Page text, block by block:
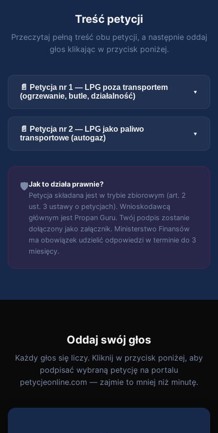
Treść petycji
Przeczytaj pełną treść obu petycji, a następnie oddaj
głos klikając w przycisk poniżej.
📄 Petycja nr 1 — LPG poza transportem
(ogrzewanie, butle, działalność)
📄 Petycja nr 2 — LPG jako paliwo
transportowe (autogaz)
🛡️Jak to działa prawnie?
Petycja składana jest w trybie zbiorowym (art. 2
ust. 3 ustawy o petycjach). Wnioskodawcą
głównym jest Propan Guru. Twój podpis zostanie
dołączony jako załącznik. Ministerstwo Finansów
ma obowiązek udzielić odpowiedzi w terminie do 3
miesięcy.
Oddaj swój głos
Każdy głos się liczy. Kliknij w przycisk poniżej, aby
podpisać wybraną petycję na portalu
petycjeonline.com — zajmie to mniej niż minutę.